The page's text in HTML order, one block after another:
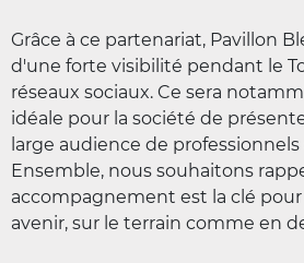
Grâce à ce partenariat, Pavillon
d'une forte visibilité pendant le
réseaux sociaux. Ce sera
idéale pour la société de
large audience de
Ensemble, nous souhaitons
accompagnement est la clé pour
avenir, sur le terrain comme en